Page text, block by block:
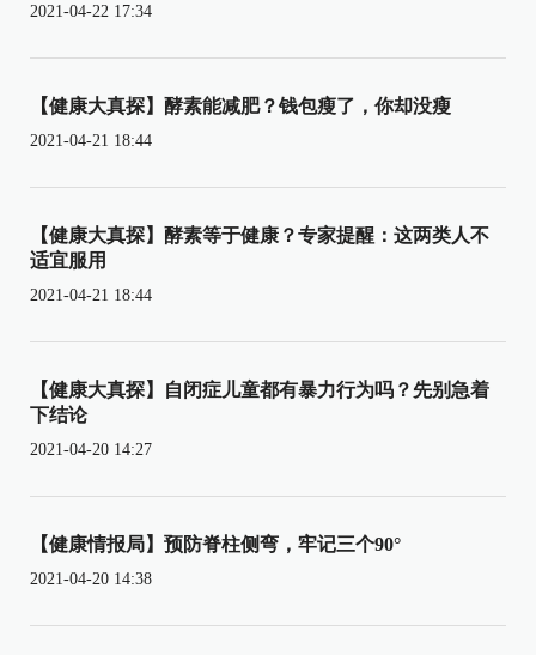
2021-04-22 17:34
【健康大真探】酵素能减肥？钱包瘦了，你却没瘦
2021-04-21 18:44
【健康大真探】酵素等于健康？专家提醒：这两类人不
适宜服用
2021-04-21 18:44
【健康大真探】自闭症儿童都有暴力行为吗？先别急着
下结论
2021-04-20 14:27
【健康情报局】预防脊柱侧弯，牢记三个90°
2021-04-20 14:38